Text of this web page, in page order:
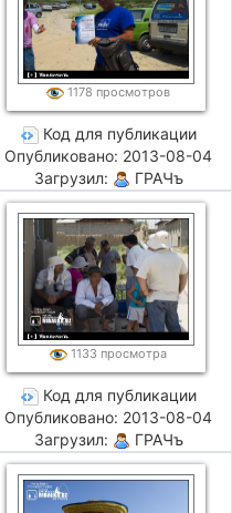
1178 просмотров
Код для публикации
Опубликовано: 2013-08-04
Загрузил:
ГРАЧъ
1133 просмотра
Код для публикации
Опубликовано: 2013-08-04
Загрузил:
ГРАЧъ